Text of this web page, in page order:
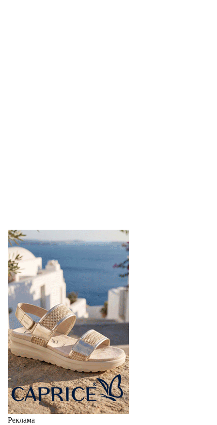
Реклама